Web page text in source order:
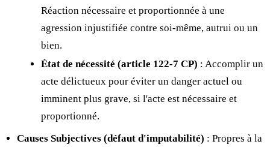
Réaction nécessaire et proportionnée à une
agression injustifiée contre soi-même, autrui ou un
bien.
État de nécessité (article 122-7 CP) : Accomplir un
acte délictueux pour éviter un danger actuel ou
imminent plus grave, si l'acte est nécessaire et
proportionné.
Causes Subjectives (défaut d'imputabilité) : Propres à la